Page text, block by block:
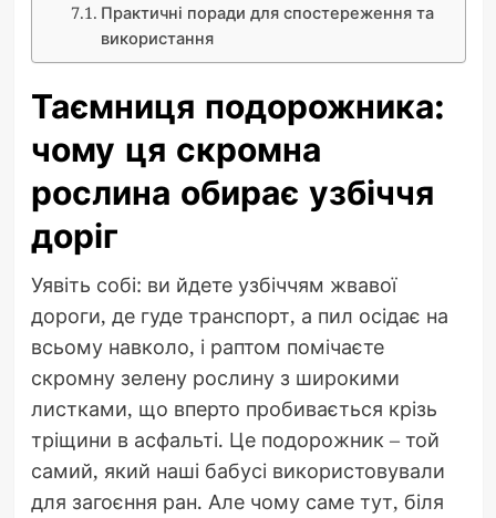
Практичні поради для спостереження та
використання
Таємниця подорожника:
чому ця скромна
рослина обирає узбіччя
доріг
Уявіть собі: ви йдете узбіччям жвавої
дороги, де гуде транспорт, а пил осідає на
всьому навколо, і раптом помічаєте
скромну зелену рослину з широкими
листками, що вперто пробивається крізь
тріщини в асфальті. Це подорожник – той
самий, який наші бабусі використовували
для загоєння ран. Але чому саме тут, біля